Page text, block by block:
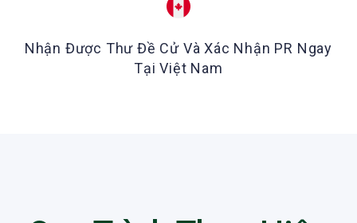
Nhận Được Thư Đề Cử Và Xác Nhận PR Ngay
Tại Việt Nam